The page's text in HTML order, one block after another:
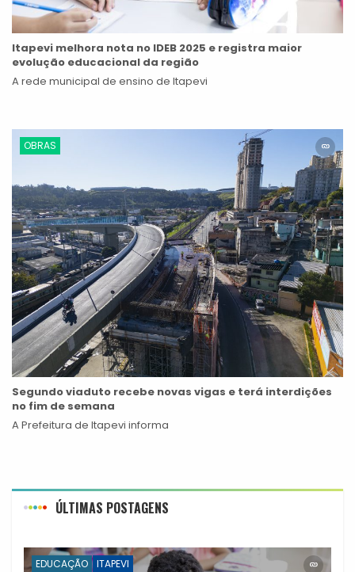
Itapevi melhora nota no IDEB 2025 e registra maior
evolução educacional da região
A rede municipal de ensino de Itapevi
OBRAS
Segundo viaduto recebe novas vigas e terá interdições
no fim de semana
A Prefeitura de Itapevi informa
ÚLTIMAS POSTAGENS
EDUCAÇÃO ITAPEVI